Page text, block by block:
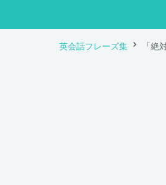
英会話フレーズ集